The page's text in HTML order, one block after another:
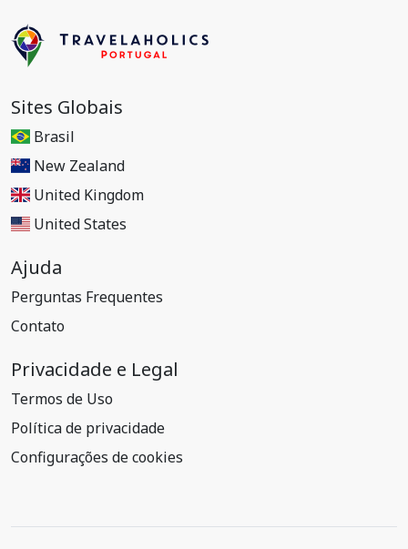
Sites Globais
Brasil
New Zealand
United Kingdom
United States
Ajuda
Perguntas Frequentes
Contato
Privacidade e Legal
Termos de Uso
Política de privacidade
Configurações de cookies